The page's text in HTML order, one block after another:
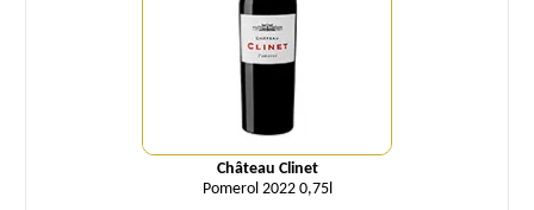
Château Clinet
Pomerol 2022 0,75l